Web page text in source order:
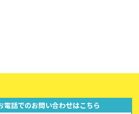
電話でのお問い合わせはこちら